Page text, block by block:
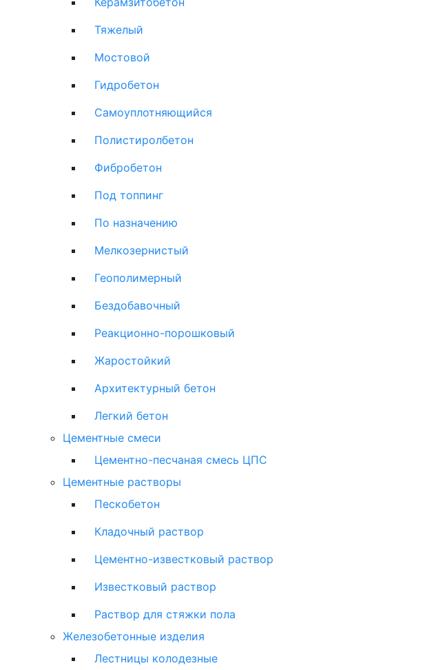
Тяжелый
Мостовой
Гидробетон
Самоуплотняющийся
Полистиролбетон
Фибробетон
Под топпинг
По назначению
Мелкозернистый
Геополимерный
Бездобавочный
Реакционно-порошковый
Жаростойкий
Архитектурный бетон
Легкий бетон
Цементные смеси
Цементно-песчаная смесь ЦПС
Цементные растворы
Пескобетон
Кладочный раствор
Цементно-известковый раствор
Известковый раствор
Раствор для стяжки пола
Железобетонные изделия
Лестницы колодезные